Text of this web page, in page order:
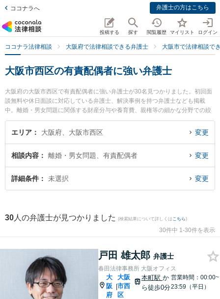
ココナラへ 弁護士の方はこちら
投稿する 探す 閲覧履歴 マイリスト ログイン
ココナラ法律相談 大阪府で法律相談できる弁護士 大阪市で法律相談で
大阪市西区の有責配偶者に強い弁護士
大阪府の大阪市西区で有責配偶者に強い弁護士が30名見つかりました。初回面
談無料や休日面談に対応している弁護士、解決事例を持つ弁護士なども掲載
中。離婚・男女問題に関係する財産分与や養育費、親権等の細かな分野での絞
り込み検索もでき便利です。特に春田法律事務所 大阪オフィスの戸田 雄太郎弁
護士や春田法律事務所 大阪オフィスの藤田 悠太弁護士、春田法律事務所 大阪
すぐに弁護士に相談したい』『有責配偶者のトラブル解決の実績豊富な近くの
弁護士を検索したい』『初回相談無料で有責配偶者を法律相談できる大阪市西
区内の弁護士に相談予約したい』などでお困りの相談者さんにおすすめです。
エリア 大阪府、大阪市西区 変更
相談内容 離婚・男女問題、有責配偶者 変更
詳細条件 未選択 変更
30 人の弁護士が見つかりました (検索結果について詳しくは こちら)
30件中 1-30件を表示
戸田 雄太郎 弁護士
春田法律事務所 大阪オフィス
大
阪
府
|
大阪
市西
区
本町駅 か
ら徒歩0分
営業時間：00:00~
23:59（平日）